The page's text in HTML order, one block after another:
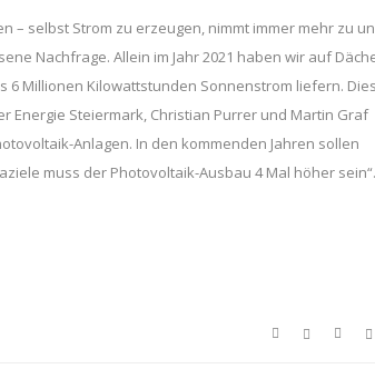
– selbst Strom zu erzeugen, nimmt immer mehr zu
Nachfrage. Allein im Jahr 2021 haben wir auf
Millionen Kilowattstunden Sonnenstrom liefern.
Energie Steiermark, Christian Purrer und Martin Graf
Anlagen. In den kommenden Jahren sollen
muss der Photovoltaik-Ausbau 4 Mal höher sein“.